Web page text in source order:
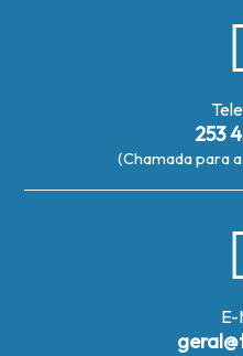
253
(Chamada para
E-